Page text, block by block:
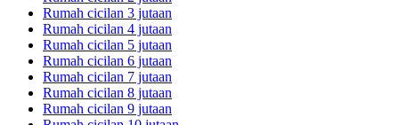
Rumah cicilan 3 jutaan
Rumah cicilan 4 jutaan
Rumah cicilan 5 jutaan
Rumah cicilan 6 jutaan
Rumah cicilan 7 jutaan
Rumah cicilan 8 jutaan
Rumah cicilan 9 jutaan